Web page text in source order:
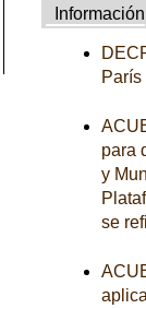
Información
para
y
se